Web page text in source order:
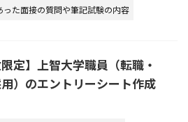
った面接の質問や筆記試験の内容
限定】上智大学職員（転職・
）のエントリーシート作成